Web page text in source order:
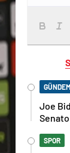
GÜNDEM
Joe
SPOR